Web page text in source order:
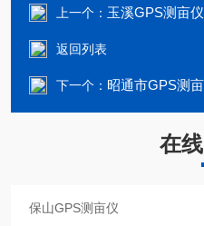
上一个： 玉溪GPS测亩仪
返回列表
下一个： 昭通市GPS测
在